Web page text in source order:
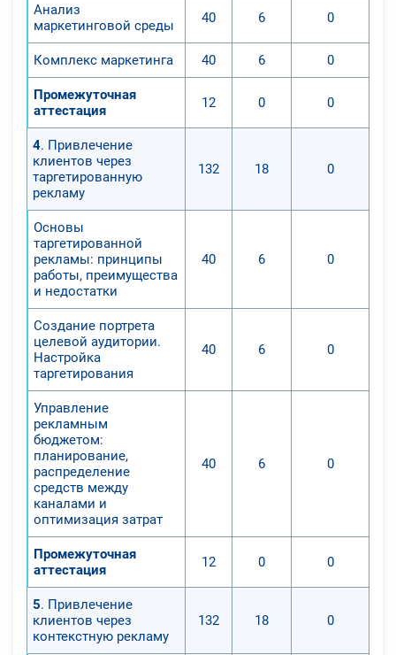
Анализ
маркетинговой среды
40 6 0
Комплекс маркетинга 40 6 0
Промежуточная
аттестация
12 0 0
4. Привлечение
клиентов через
таргетированную
рекламу
132 18 0
Основы
таргетированной
рекламы: принципы
работы, преимущества
и недостатки
40 6 0
Создание портрета
целевой аудитории.
Настройка
таргетирования
40 6 0
Управление
рекламным
бюджетом:
планирование,
распределение
средств между
каналами и
оптимизация затрат
40 6 0
Промежуточная
аттестация
12 0 0
5. Привлечение
клиентов через
контекстную рекламу
132 18 0